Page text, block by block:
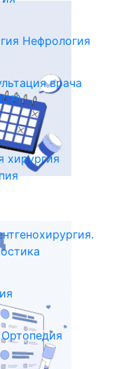
Нефрология
врача
хирургия